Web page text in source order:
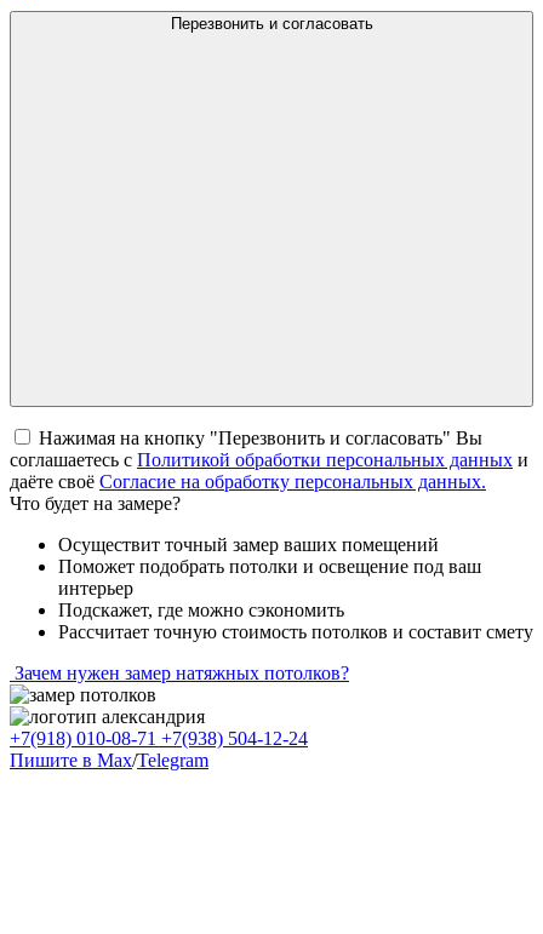
Перезвонить и согласовать
Нажимая на кнопку "Перезвонить и согласовать" Вы
соглашаетесь c Политикой обработки персональных данных и
даёте своё Согласие на обработку персональных данных.
Что будет на замере?
Осуществит точный замер ваших помещений
Поможет подобрать потолки и освещение под ваш
интерьер
Подскажет, где можно сэкономить
Рассчитает точную стоимость потолков и составит смету
Зачем нужен замер натяжных потолков?
+7(918) 010-08-71 +7(938) 504-12-24
Пишите в Max/Telegram